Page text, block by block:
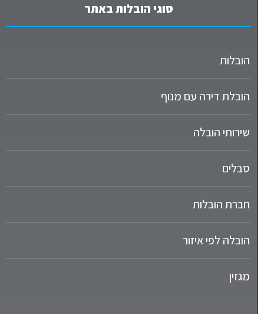
סוגי הובלות באתר
הובלות
הובלת דירה עם מנוף
שירותי הובלה
סבלים
חברת הובלות
הובלה לפי איזור
מגזין